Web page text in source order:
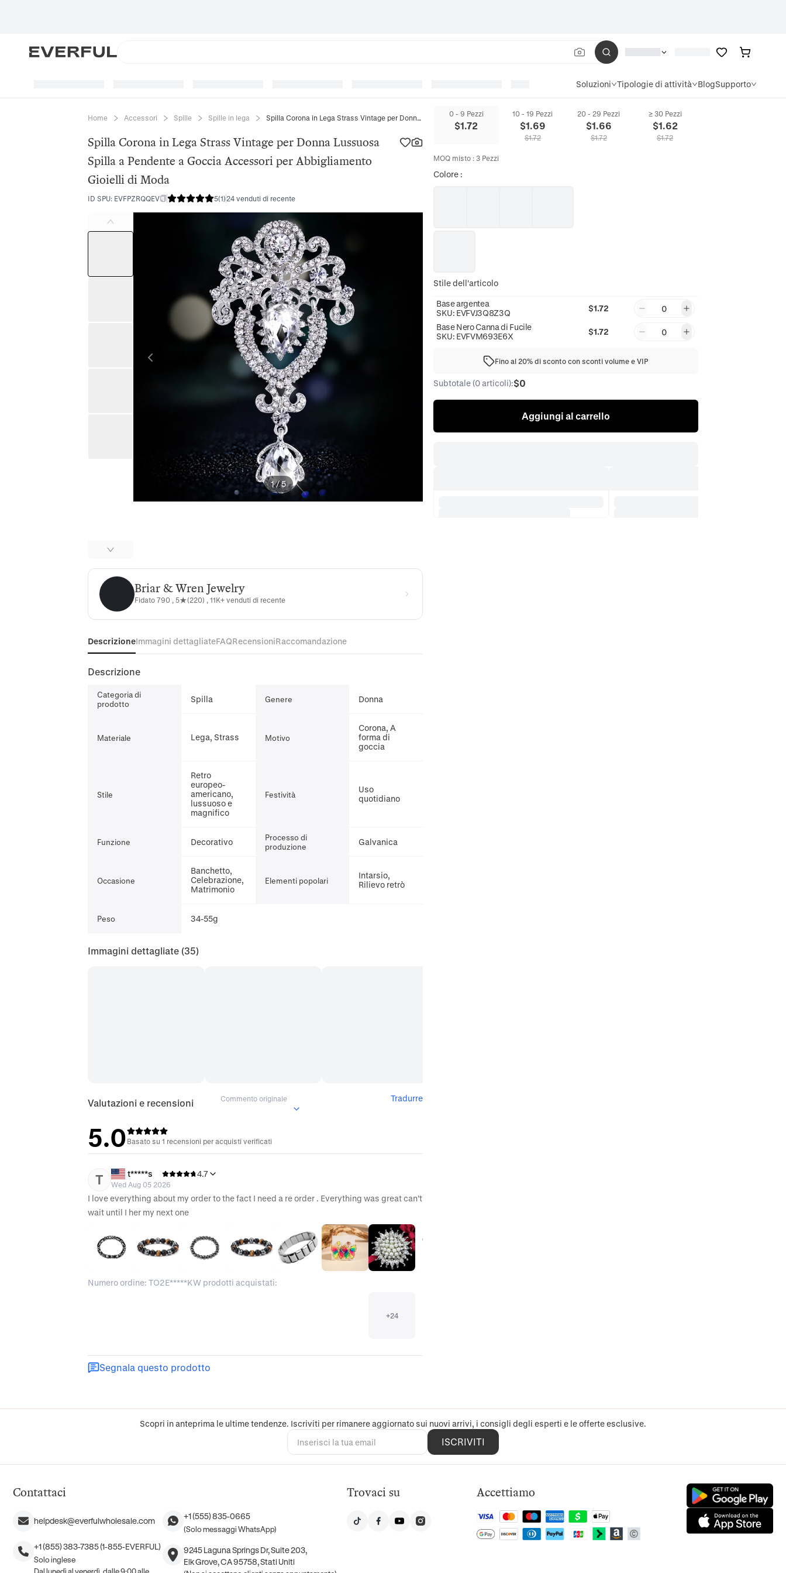
Soluzioni Tipologie di attività BlogSupporto
Home Accessori Spille Spille in lega Spilla Corona in Lega Strass Vintage per Donna Lussuosa Spilla a Pendente a Goccia Accessori per Abbigliamento Gioielli di Moda
Spilla Corona in Lega Strass Vintage per Donna Lussuosa
Spilla a Pendente a Goccia Accessori per Abbigliamento
Gioielli di Moda
ID SPU: EVFPZRQQEV 5(1) 24 venduti di recente
1/5
Briar & Wren Jewelry
Briar & Wren Jewelry
Fidato 790 , 5★(220) , 11K+ venduti di recente
DescrizioneImmagini dettagliateFAQRecensioniRaccomandazione
Descrizione
Categoria di
prodotto
Spilla Genere Donna
Materiale Lega, Strass Motivo
Corona, A
forma di
goccia
Stile
Retro
europeo-
americano,
lussuoso e
magnifico
Festività
Uso
quotidiano
Funzione Decorativo
Processo di
produzione
Galvanica
Occasione
Banchetto,
Celebrazione,
Matrimonio
Elementi popolari
Intarsio,
Rilievo retrò
Peso 34-55g
Immagini dettagliate (35)
Valutazioni e recensioni Commento originale Tradurre
5.0Basato su 1 recensioni per acquisti verificati
T t*****s 4.7
Wed Aug 05 2026
I love everything about my order to the fact I need a re order . Everything was great can’t
wait until I her my next one
Numero ordine: TO2E*****KW prodotti acquistati:
+24
Segnala questo prodotto
0 - 9 Pezzi
$1.72
10 - 19 Pezzi
$1.69
$1.72
20 - 29 Pezzi
$1.66
$1.72
≥ 30 Pezzi
$1.62
$1.72
MOQ misto: 3 Pezzi
Colore:
Stile dell'articolo
Base argentea
SKU: EVFVJ3Q8Z3Q $1.72
0
Base Nero Canna di Fucile
SKU: EVFVM693E6X $1.72 0
Fino al 20% di sconto con sconti volume e VIP
Subtotale (0 articoli):$0
Aggiungi al carrello
Scopri in anteprima le ultime tendenze. Iscriviti per rimanere aggiornato sui nuovi arrivi, i consigli degli esperti e le offerte esclusive.
ISCRIVITI
Contattaci
helpdesk@everfulwholesale.com
+1 (855) 383-7385 (1-855-EVERFUL)
Solo inglese
Dal lunedì al venerdì, dalle 9:00 alle
+1 (555) 835-0665
(Solo messaggi WhatsApp)
9245 Laguna Springs Dr, Suite 203,
Elk Grove, CA 95758, Stati Uniti
Trovaci su Accettiamo